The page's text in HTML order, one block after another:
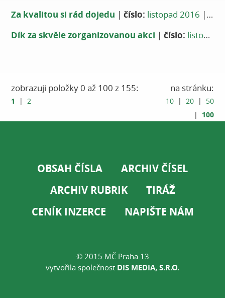
Za kvalitou si rád dojedu |číslo: listopad 2016 |
Dík za skvěle zorganizovanou akci |číslo: listopad 2016
zobrazuji položky 0 až 100 z 155:
1 | 2
na stránku:
10| 20| 50
| 100
OBSAH ČÍSLA
ARCHIV ČÍSEL
ARCHIV RUBRIK
TIRÁŽ
CENÍK INZERCE
NAPIŠTE NÁM
© 2015 MČ Praha 13
vytvořila společnost DIS MEDIA, S.R.O.